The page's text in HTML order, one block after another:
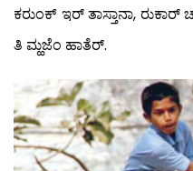
ಕರುಂಕ್ ಇರ್ ತಾಸ್ತಾನಾ, ರುಕಾರ್
ತಿ ಮ್ಹಜೆಂ ಹಾತೆರ್.